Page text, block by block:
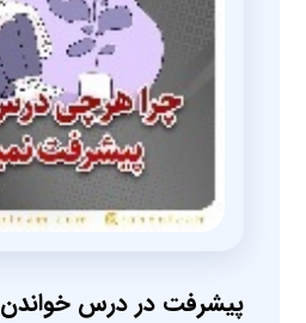
پیشرفت در درس خواندن